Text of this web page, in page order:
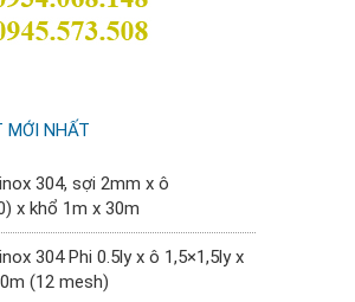
MỚI NHẤT
304, sợi 2mm x ô
x khổ 1m x 30m
304 Phi 0.5ly x ô 1,5×1,5ly x
(12 mesh)